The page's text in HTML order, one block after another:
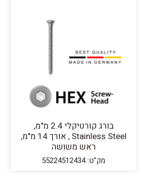
בורג קורטיקלי 2.4 מ"מ,
Stainless Steel , אורך 14 מ"מ,
ראש משושה
מק"ט: 55224512434